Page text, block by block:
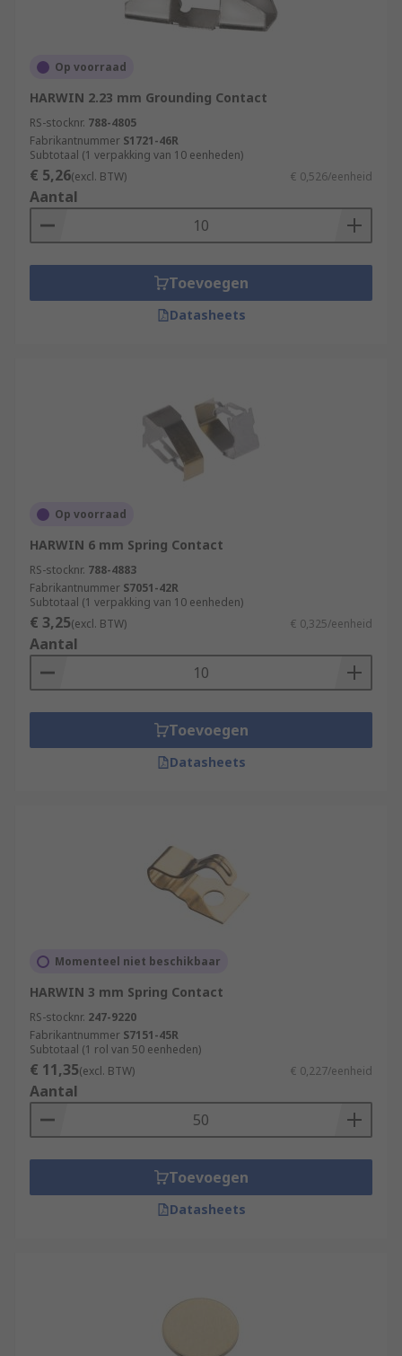
Op voorraad
HARWIN 2.23 mm Grounding Contact
RS-stocknr. 788-4805
Fabrikantnummer S1721-46R
Subtotaal (1 verpakking van 10 eenheden)
€ 5,26(excl. BTW) € 0,526/eenheid
Aantal
Toevoegen
Datasheets
Op voorraad
HARWIN 6 mm Spring Contact
RS-stocknr. 788-4883
Fabrikantnummer S7051-42R
Subtotaal (1 verpakking van 10 eenheden)
€ 3,25(excl. BTW) € 0,325/eenheid
Aantal
Toevoegen
Datasheets
Momenteel niet beschikbaar
HARWIN 3 mm Spring Contact
RS-stocknr. 247-9220
Fabrikantnummer S7151-45R
Subtotaal (1 rol van 50 eenheden)
€ 11,35(excl. BTW) € 0,227/eenheid
Aantal
Toevoegen
Datasheets